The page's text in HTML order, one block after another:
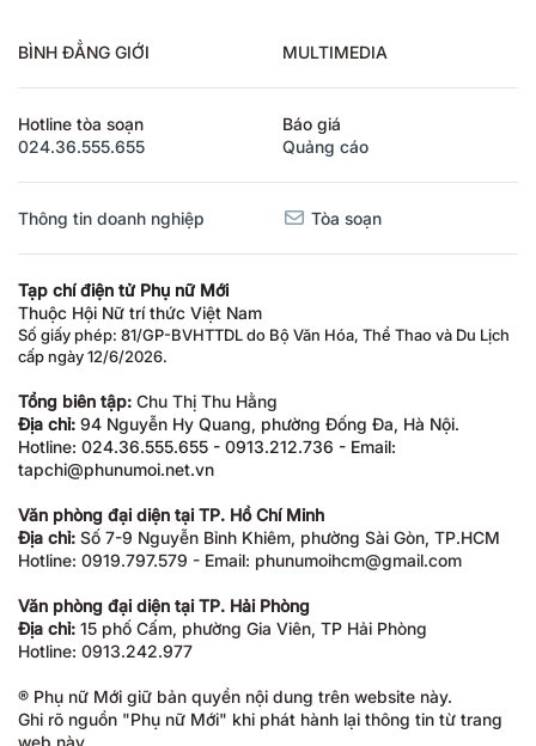
BÌNH ĐẲNG GIỚI MULTIMEDIA
Hotline tòa soạn
024.36.555.655
Báo giá
Quảng cáo
Thông tin doanh nghiệp Tòa soạn
Tạp chí điện tử Phụ nữ Mới
Thuộc Hội Nữ trí thức Việt Nam
Số giấy phép: 81/GP-BVHTTDL do Bộ Văn Hóa, Thể Thao và Du Lịch
cấp ngày 12/6/2026.
Tổng biên tập: Chu Thị Thu Hằng
Địa chỉ: 94 Nguyễn Hy Quang, phường Đống Đa, Hà Nội.
Hotline: 024.36.555.655 - 0913.212.736 - Email:
tapchi@phunumoi.net.vn
Văn phòng đại diện tại TP. Hồ Chí Minh
Địa chỉ: Số 7-9 Nguyễn Bỉnh Khiêm, phường Sài Gòn, TP.HCM
Hotline: 0919.797.579 - Email: phunumoihcm@gmail.com
Văn phòng đại diện tại TP. Hải Phòng
Địa chỉ: 15 phố Cấm, phường Gia Viên, TP Hải Phòng
Hotline: 0913.242.977
® Phụ nữ Mới giữ bản quyền nội dung trên website này.
Ghi rõ nguồn "Phụ nữ Mới" khi phát hành lại thông tin từ trang
web này.